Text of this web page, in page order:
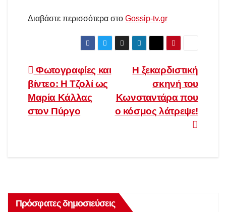
Διαβάστε περισσότερα στο Gossip-tv.gr
Πλοήγηση
άρθρων
Η ξεκαρδιστική
σκηνή του
Κωνσταντάρα που
ο κόσμος λάτρεψε!
Φωτογραφίες και
βίντεο: Η Τζολί ως
Μαρία Κάλλας
στον Πύργο
Πρόσφατες δημοσιεύσεις